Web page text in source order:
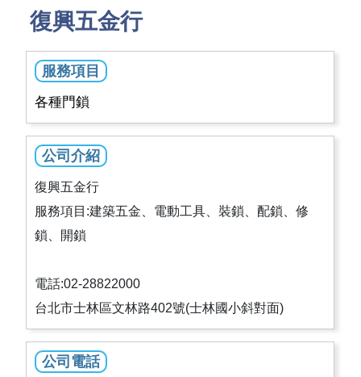
復興五金行
服務項目
各種門鎖
公司介紹
復興五金行
服務項目:建築五金、電動工具、裝鎖、配鎖、修
鎖、開鎖
電話:02-28822000
台北市士林區文林路402號(士林國小斜對面)
公司電話